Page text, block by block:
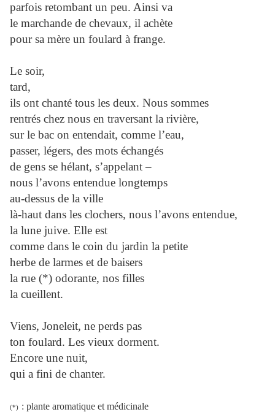
parfois retombant un peu. Ainsi va
le marchande de chevaux, il achète
pour sa mère un foulard à frange.
Le soir,
tard,
ils ont chanté tous les deux. Nous sommes
rentrés chez nous en traversant la rivière,
sur le bac on entendait, comme l’eau,
passer, légers, des mots échangés
de gens se hélant, s’appelant –
nous l’avons entendue longtemps
au-dessus de la ville
là-haut dans les clochers, nous l’avons entendue,
la lune juive. Elle est
comme dans le coin du jardin la petite
herbe de larmes et de baisers
la rue (*) odorante, nos filles
la cueillent.
Viens, Joneleit, ne perds pas
ton foulard. Les vieux dorment.
Encore une nuit,
qui a fini de chanter.
(*) : plante aromatique et médicinale